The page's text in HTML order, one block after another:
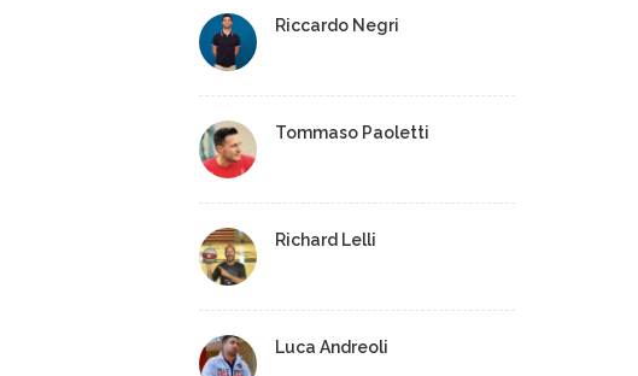
Riccardo Negri
Tommaso Paoletti
Richard Lelli
Luca Andreoli